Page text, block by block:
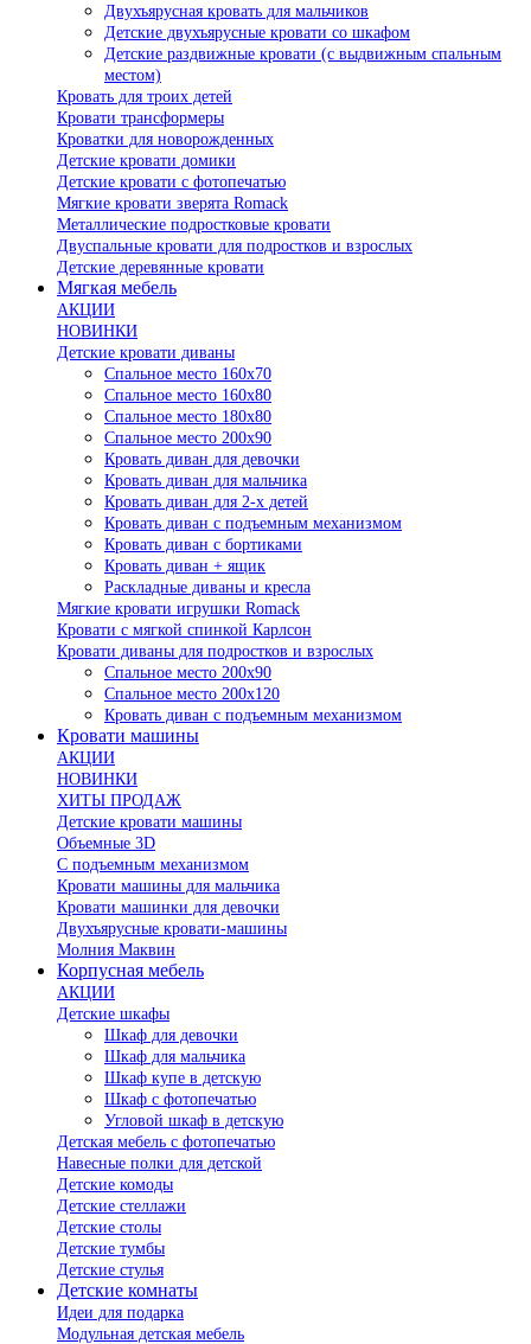
Двухъярусная кровать для мальчиков
Детские двухъярусные кровати со шкафом
Детские раздвижные кровати (с выдвижным спальным
местом)
Кровать для троих детей
Кровати трансформеры
Кроватки для новорожденных
Детские кровати домики
Детские кровати с фотопечатью
Мягкие кровати зверята Romack
Металлические подростковые кровати
Двуспальные кровати для подростков и взрослых
Детские деревянные кровати
Мягкая мебель
АКЦИИ
НОВИНКИ
Детские кровати диваны
Спальное место 160х70
Спальное место 160х80
Спальное место 180х80
Спальное место 200х90
Кровать диван для девочки
Кровать диван для мальчика
Кровать диван для 2-х детей
Кровать диван с подъемным механизмом
Кровать диван с бортиками
Кровать диван + ящик
Раскладные диваны и кресла
Мягкие кровати игрушки Romack
Кровати с мягкой спинкой Карлсон
Кровати диваны для подростков и взрослых
Спальное место 200х90
Спальное место 200х120
Кровать диван с подъемным механизмом
Кровати машины
АКЦИИ
НОВИНКИ
ХИТЫ ПРОДАЖ
Детские кровати машины
Объемные 3D
С подъемным механизмом
Кровати машины для мальчика
Кровати машинки для девочки
Двухъярусные кровати-машины
Молния Маквин
Корпусная мебель
АКЦИИ
Детские шкафы
Шкаф для девочки
Шкаф для мальчика
Шкаф купе в детскую
Шкаф с фотопечатью
Угловой шкаф в детскую
Детская мебель с фотопечатью
Навесные полки для детской
Детские комоды
Детские стеллажи
Детские столы
Детские тумбы
Детские стулья
Детские комнаты
Идеи для подарка
Модульная детская мебель